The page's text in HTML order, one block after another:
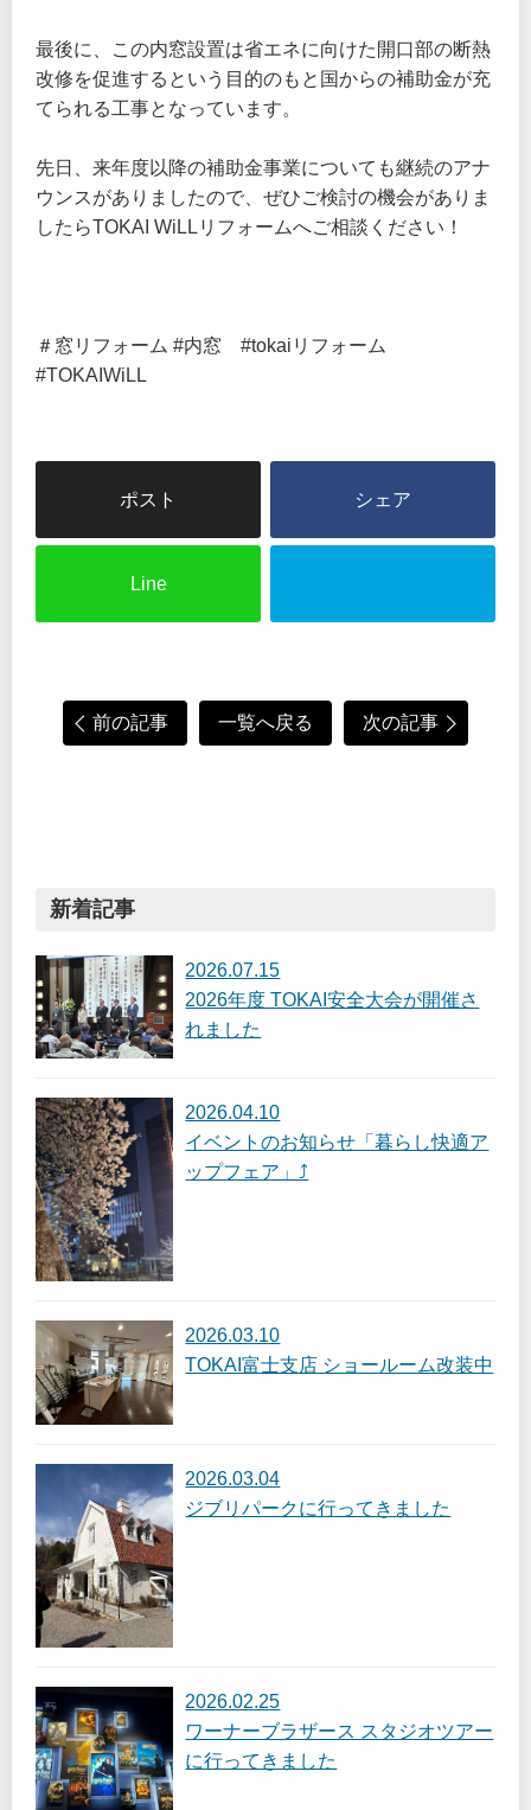
最後に、この内窓設置は省エネに向けた開口部の断熱
改修を促進するという目的のもと国からの補助金が充
てられる工事となっています。
先日、来年度以降の補助金事業についても継続のアナ
ウンスがありましたので、ぜひご検討の機会がありま
したらTOKAI WiLLリフォームへご相談ください！
＃窓リフォーム #内窓 #tokaiリフォーム
#TOKAIWiLL
シェア
Line
前の記事 一覧へ戻る 次の記事
新着記事
2026.07.15
2026年度 TOKAI安全大会が開催さ
れました
2026.04.10
イベントのお知らせ「暮らし快適ア
ップフェア」⤴
2026.03.10
TOKAI富士支店 ショールーム改装中
2026.03.04
ジブリパークに行ってきました
2026.02.25
ワーナーブラザース スタジオツアー
に行ってきました